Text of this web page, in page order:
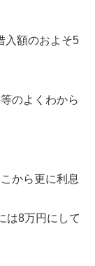
入額のおよそ5
のよくわから
から更に利息
は8万円にして